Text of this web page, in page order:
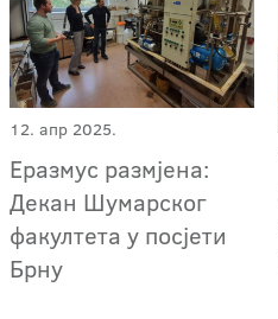
12. апр 2025.
Еразмус размјена:
Декан Шумарског
факултета у посјети
Брну